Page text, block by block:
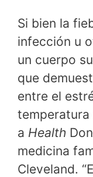
Si bien la
infección u
un cuerpo
que
entre el
a Health
medicina
Cleveland.